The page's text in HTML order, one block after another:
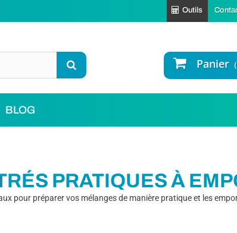
Outils
Panier
BLOG
PRATIQUES À
pour préparer vos mélanges de manière pratique et les